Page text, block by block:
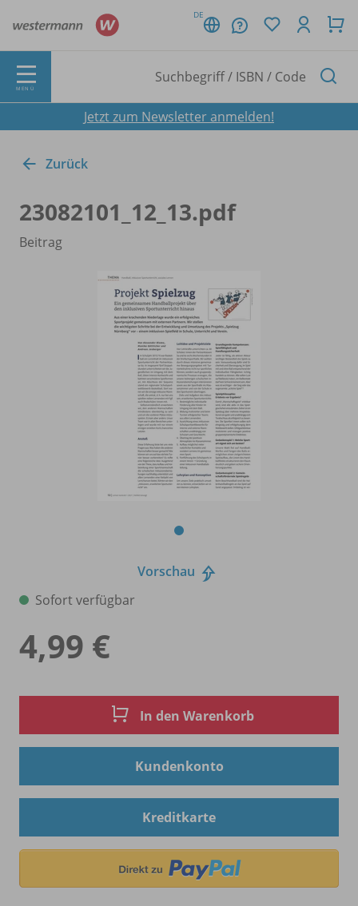
DE
MENÜ
Jetzt zum Newsletter anmelden!
Zurück
23082101_ 12_ 13.pdf
Beitrag
Vorschau
Sofort verfügbar
4,99 €
In den Warenkorb
Kundenkonto
Kreditkarte